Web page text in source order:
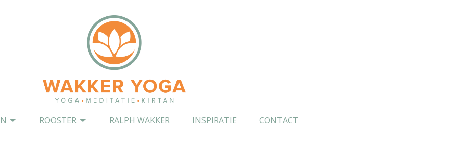
ROOSTER RALPH WAKKER INSPIRATIE CONTACT